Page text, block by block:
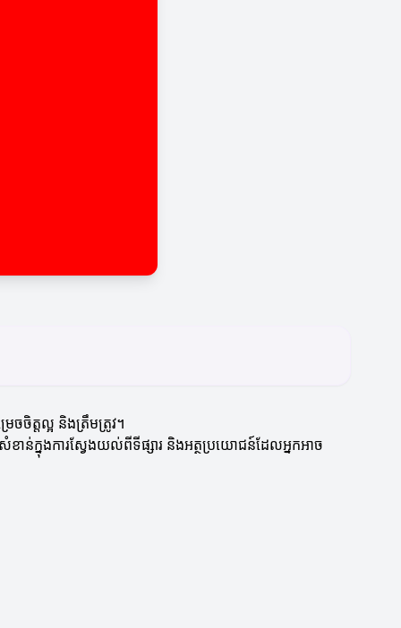
ចចិត្តល្អ និងត្រឹមត្រូវ។
ន់ក្នុងការស្វែងយល់ពីទីផ្សារ និងអត្ថប្រយោជន៍ដែលអ្នកអាច